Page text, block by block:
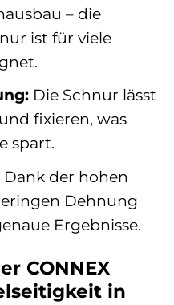
– die
ist für viele
Die Schnur lässt
fixieren, was
spart.
Dank der hohen
Dehnung
Ergebnisse.
CONNEX
in